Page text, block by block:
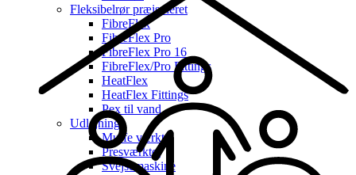
Fleksibelrør præisoleret
FibreFlex
FibreFlex Pro
FibreFlex Pro 16
FibreFlex/Pro Fittings
HeatFlex
HeatFlex Fittings
Pex til vand
Udlejning
Muffe værktøj
Presværktøj
Svejsemaskine